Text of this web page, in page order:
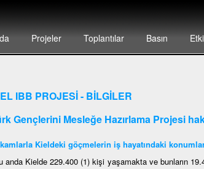
Projeler Toplantılar Basın
IBB PROJESİ - BİLGİLER
Gençlerini Mesleğe Hazırlama Projesi
Kieldeki göçmelerin iş hayatındaki
anda Kielde 229.400 (1) kişi yaşamakta ve bunların